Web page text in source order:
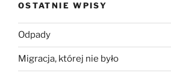
OSTATNIE WPISY
Odpady
Migracja, której nie było